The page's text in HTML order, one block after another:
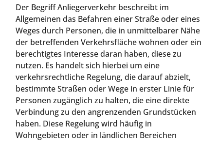
Der Begriff Anliegerverkehr beschreibt im
Allgemeinen das Befahren einer Straße oder eines
Weges durch Personen, die in unmittelbarer Nähe
der betreffenden Verkehrsfläche wohnen oder ein
berechtigtes Interesse daran haben, diese zu
nutzen. Es handelt sich hierbei um eine
verkehrsrechtliche Regelung, die darauf abzielt,
bestimmte Straßen oder Wege in erster Linie für
Personen zugänglich zu halten, die eine direkte
Verbindung zu den angrenzenden Grundstücken
haben. Diese Regelung wird häufig in
Wohngebieten oder in ländlichen Bereichen